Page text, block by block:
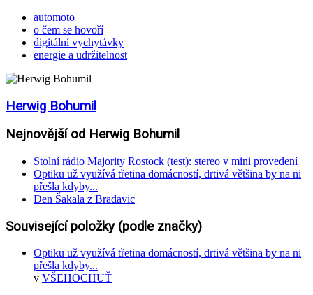
automoto
o čem se hovoří
digitální vychytávky
energie a udržitelnost
Herwig Bohumil
Nejnovější od Herwig Bohumil
Stolní rádio Majority Rostock (test): stereo v mini provedení
Optiku už využívá třetina domácností, drtivá většina by na ni
přešla kdyby...
Den Šakala z Bradavic
Související položky (podle značky)
Optiku už využívá třetina domácností, drtivá většina by na ni
přešla kdyby...
v VŠEHOCHUŤ